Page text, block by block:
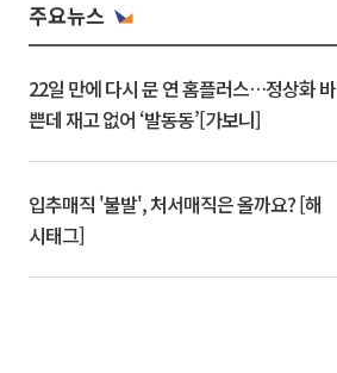
주요뉴스
22일 만에 다시 문 연 홈플러스…정상화 바
쁜데 재고 없어 ‘발동동’[가보니]
입추매직 '불발', 처서매직은 올까요? [해
시태그]